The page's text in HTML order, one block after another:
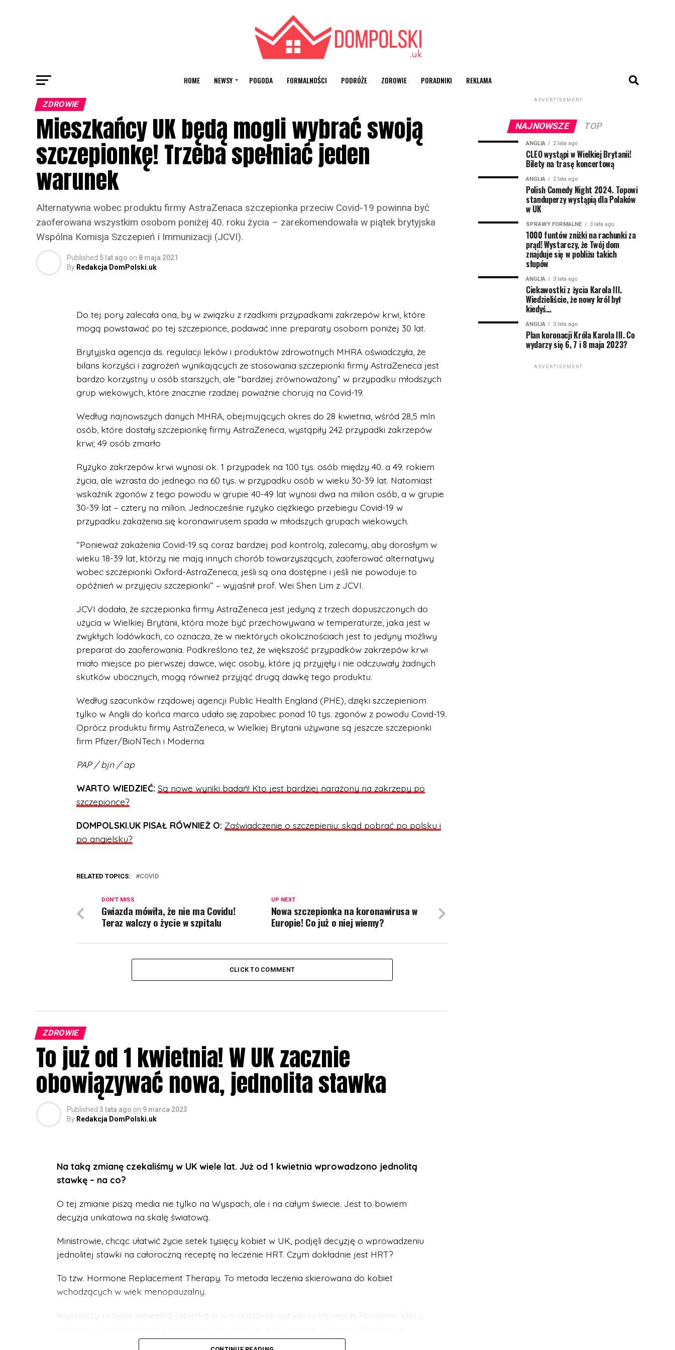
HOME NEWSY POGODA FORMALNOŚCI PODRÓŻE ZDROWIE PORADNIKI REKLAMA
ZDROWIE
Mieszkańcy UK będą mogli wybrać swoją
szczepionkę! Trzeba spełniać jeden
warunek
Alternatywna wobec produktu firmy AstraZenaca szczepionka przeciw Covid-19 powinna być
zaoferowana wszystkim osobom poniżej 40. roku życia – zarekomendowała w piątek brytyjska
Wspólna Komisja Szczepień i Immunizacji (JCVI).
Published 5 lat ago on 8 maja 2021
By Redakcja DomPolski.uk
Do tej pory zalecała ona, by w związku z rzadkimi przypadkami zakrzepów krwi, które
mogą powstawać po tej szczepionce, podawać inne preparaty osobom poniżej 30 lat.
Brytyjska agencja ds. regulacji leków i produktów zdrowotnych MHRA oświadczyła, że
bilans korzyści i zagrożeń wynikających ze stosowania szczepionki firmy AstraZeneca jest
bardzo korzystny u osób starszych, ale “bardziej zrównoważony” w przypadku młodszych
grup wiekowych, które znacznie rzadziej poważnie chorują na Covid-19.
Według najnowszych danych MHRA, obejmujących okres do 28 kwietnia, wśród 28,5 mln
osób, które dostały szczepionkę firmy AstraZeneca, wystąpiły 242 przypadki zakrzepów
krwi; 49 osób zmarło
Ryzyko zakrzepów krwi wynosi ok. 1 przypadek na 100 tys. osób między 40. a 49. rokiem
życia, ale wzrasta do jednego na 60 tys. w przypadku osób w wieku 30-39 lat. Natomiast
wskaźnik zgonów z tego powodu w grupie 40-49 lat wynosi dwa na milion osób, a w grupie
30-39 lat – cztery na milion. Jednocześnie ryzyko ciężkiego przebiegu Covid-19 w
przypadku zakażenia się koronawirusem spada w młodszych grupach wiekowych.
“Ponieważ zakażenia Covid-19 są coraz bardziej pod kontrolą, zalecamy, aby dorosłym w
wieku 18-39 lat, którzy nie mają innych chorób towarzyszących, zaoferować alternatywy
wobec szczepionki Oxford-AstraZeneca, jeśli są ona dostępne i jeśli nie powoduje to
opóźnień w przyjęciu szczepionki” – wyjaśnił prof. Wei Shen Lim z JCVI.
JCVI dodała, że szczepionka firmy AstraZeneca jest jedyną z trzech dopuszczonych do
użycia w Wielkiej Brytanii, która może być przechowywana w temperaturze, jaka jest w
zwykłych lodówkach, co oznacza, że w niektórych okolicznościach jest to jedyny możliwy
preparat do zaoferowania. Podkreślono też, że większość przypadków zakrzepów krwi
miało miejsce po pierwszej dawce, więc osoby, które ją przyjęły i nie odczuwały żadnych
skutków ubocznych, mogą również przyjąć drugą dawkę tego produktu.
Według szacunków rządowej agencji Public Health England (PHE), dzięki szczepieniom
tylko w Anglii do końca marca udało się zapobiec ponad 10 tys. zgonów z powodu Covid-19.
Oprócz produktu firmy AstraZeneca, w Wielkiej Brytanii używane są jeszcze szczepionki
firm Pfizer/BioNTech i Moderna.
PAP / bjn / ap
WARTO WIEDZIEĆ: Są nowe wyniki badań! Kto jest bardziej narażony na zakrzepy po
szczepionce?
DOMPOLSKI.UK PISAŁ RÓWNIEŻ O: Zaświadczenie o szczepieniu: skąd pobrać po polsku i
po angielsku?
RELATED TOPICS: COVID
UP NEXT
Nowa szczepionka na koronawirusa w
Europie! Co już o niej wiemy?
DON'T MISS
Gwiazda mówiła, że nie ma Covidu!
Teraz walczy o życie w szpitalu
CLICK TO COMMENT
ZDROWIE
To już od 1 kwietnia! W UK zacznie
obowiązywać nowa, jednolita stawka
Published 3 lata ago on 9 marca 2023
By Redakcja DomPolski.uk
Na taką zmianę czekaliśmy w UK wiele lat. Już od 1 kwietnia wprowadzono jednolitą
stawkę – na co?
O tej zmianie piszą media nie tylko na Wyspach, ale i na całym świecie. Jest to bowiem
decyzja unikatowa na skalę światową.
Ministrowie, chcąc ułatwić życie setek tysięcy kobiet w UK, podjęli decyzję o wprowadzeniu
jednolitej stawki na całoroczną receptę na leczenie HRT. Czym dokładnie jest HRT?
To tzw. Hormone Replacement Therapy. To metoda leczenia skierowana do kobiet
wchodzących w wiek menopauzalny.
Wystarczy przyjąć niewielką tabletkę, a w organizmie wytworzy się więcej hormonu, który
kobiety leczące się metodą HRT nie odczuwają tak wielu nieprzyjemnych skutków
ADVERTISEMENT
NAJNOWSZE TOP
ANGLIA 2 lata ago
CLEO wystąpi w Wielkiej Brytanii!
Bilety na trasę koncertową
ANGLIA 2 lata ago
Polish Comedy Night 2024. Topowi
standuperzy wystąpią dla Polaków
w UK
SPRAWY FORMALNE 3 lata ago
1000 funtów zniżki na rachunki za
prąd! Wystarczy, że Twój dom
znajduje się w pobliżu takich
słupów
ANGLIA 3 lata ago
Ciekawostki z życia Karola III.
Wiedzieliście, że nowy król był
kiedyś…
ANGLIA 3 lata ago
Plan koronacji Króla Karola III. Co
wydarzy się 6, 7 i 8 maja 2023?
ADVERTISEMENT